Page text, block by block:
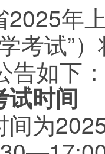
2025年
考试”
告如下：
试时间
间为